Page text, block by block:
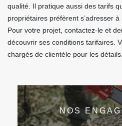
qualité. Il pratique aussi des tarifs
propriétaires préfèrent s’adresser
Pour votre projet, contactez-le et
découvrir ses conditions tarifaires.
chargés de clientèle pour les détails.
NOS